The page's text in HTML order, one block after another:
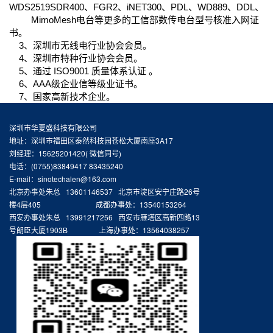
WDS2519SDR400、FGR2、iNET300、PDL、WD889、DDL、
MimoMesh电台等更多的工信部数传电台型号核准入网证
书。
3、深圳市无线电行业协会会员。
4、深圳市特种行业协会会员。
5、通过 ISO9001 质量体系认证 。
6、AAA级企业信等级业证书。
7、国家高新技术企业。
深圳市华夏盛科技有限公司
地址：深圳市福田区泰然科技园苍松大厦南座3A17
刘经理：15625201420( 微信同号)
电话：(0755)83849417 83435240
E-mail：sinotechalen@163.com
北京办事处朱总 13601146537 北京市淀区安宁庄路26号
楼4层405 成都办事处：13540153264
西安办事处朱总 13991217256 西安市雁塔区高新四路13
号朗臣大厦1903B 上海办事处：13564038257